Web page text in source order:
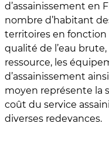
d’assainissement en
nombre d’habitant
territoires en fonction
qualité de l’eau
ressource, les
d’assainissement
moyen représente la
coût du service
diverses redevances.